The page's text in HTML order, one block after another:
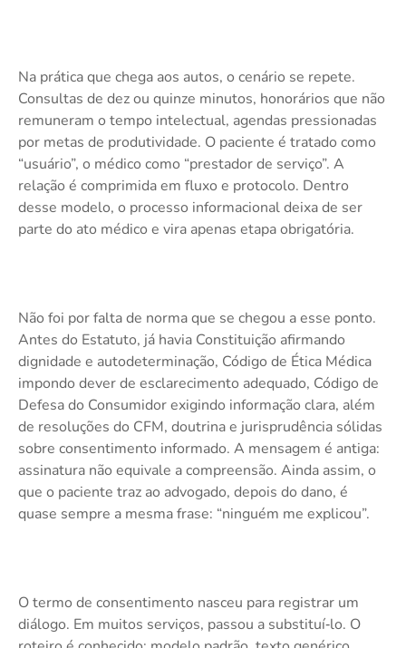
Na prática que chega aos autos, o cenário se repete.
Consultas de dez ou quinze minutos, honorários que não
remuneram o tempo intelectual, agendas pressionadas
por metas de produtividade. O paciente é tratado como
“usuário”, o médico como “prestador de serviço”. A
relação é comprimida em fluxo e protocolo. Dentro
desse modelo, o processo informacional deixa de ser
parte do ato médico e vira apenas etapa obrigatória.
Não foi por falta de norma que se chegou a esse ponto.
Antes do Estatuto, já havia Constituição afirmando
dignidade e autodeterminação, Código de Ética Médica
impondo dever de esclarecimento adequado, Código de
Defesa do Consumidor exigindo informação clara, além
de resoluções do CFM, doutrina e jurisprudência sólidas
sobre consentimento informado. A mensagem é antiga:
assinatura não equivale a compreensão. Ainda assim, o
que o paciente traz ao advogado, depois do dano, é
quase sempre a mesma frase: “ninguém me explicou”.
O termo de consentimento nasceu para registrar um
diálogo. Em muitos serviços, passou a substituí‑lo. O